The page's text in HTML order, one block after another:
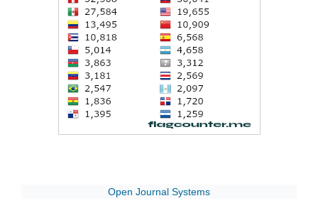
Open Journal Systems